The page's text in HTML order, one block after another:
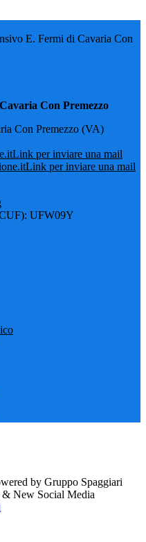
E. Fermi di Cavaria Con
Con Premezzo
Con Premezzo (VA)
Link per inviare una mail
Link per inviare una mail
UFW09Y
by Gruppo Spaggiari
New Social Media